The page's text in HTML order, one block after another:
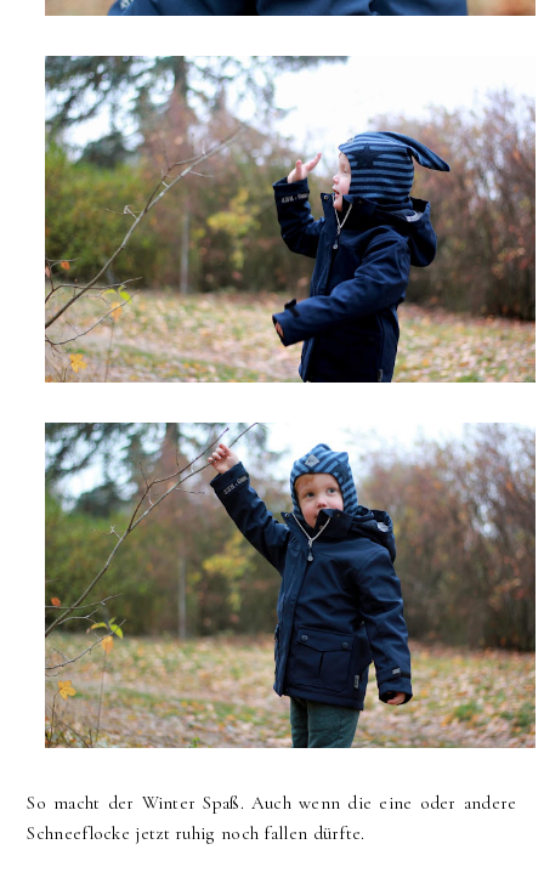
So macht der Winter Spaß. Auch wenn die eine oder andere
Schneeflocke jetzt ruhig noch fallen dürfte.